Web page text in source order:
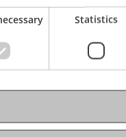
der
Liechtenstein
der Tradition des
Grenze in die
über wichtige
Statistics